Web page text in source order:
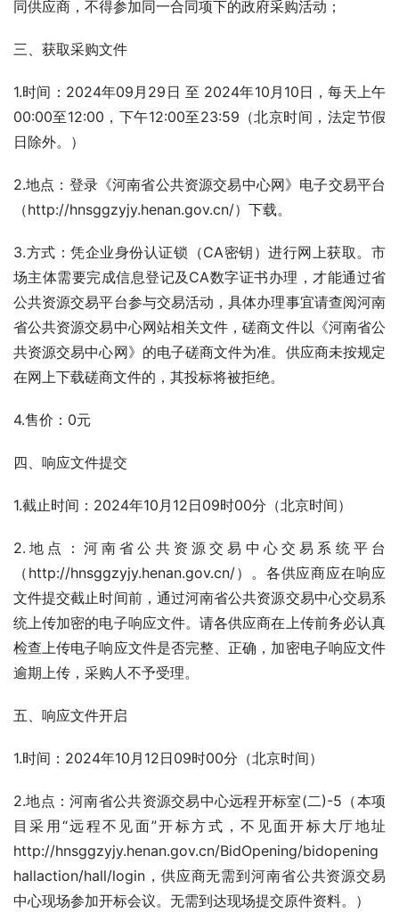
同供应商，不得参加同一合同项下的政府采购活动；
三、获取采购文件
1.时间：2024年09月29日 至 2024年10月10日，每天上午
00:00至12:00，下午12:00至23:59（北京时间，法定节假
日除外。）
2.地点：登录《河南省公共资源交易中心网》电子交易平台
（http://hnsggzyjy.henan.gov.cn/）下载。
3.方式：凭企业身份认证锁（CA密钥）进行网上获取。市
场主体需要完成信息登记及CA数字证书办理，才能通过省
公共资源交易平台参与交易活动，具体办理事宜请查阅河南
省公共资源交易中心网站相关文件，磋商文件以《河南省公
共资源交易中心网》的电子磋商文件为准。供应商未按规定
在网上下载磋商文件的，其投标将被拒绝。
4.售价：0元
四、响应文件提交
1.截止时间：2024年10月12日09时00分（北京时间）
2.地点：河南省公共资源交易中心交易系统平台
（http://hnsggzyjy.henan.gov.cn/）。各供应商应在响应
文件提交截止时间前，通过河南省公共资源交易中心交易系
统上传加密的电子响应文件。请各供应商在上传前务必认真
检查上传电子响应文件是否完整、正确，加密电子响应文件
逾期上传，采购人不予受理。
五、响应文件开启
1.时间：2024年10月12日09时00分（北京时间）
2.地点：河南省公共资源交易中心远程开标室(二)-5（本项
目采用“远程不见面”开标方式，不见面开标大厅地址
http://hnsggzyjy.henan.gov.cn/BidOpening/bidopening
hallaction/hall/login，供应商无需到河南省公共资源交易
中心现场参加开标会议。无需到达现场提交原件资料。）